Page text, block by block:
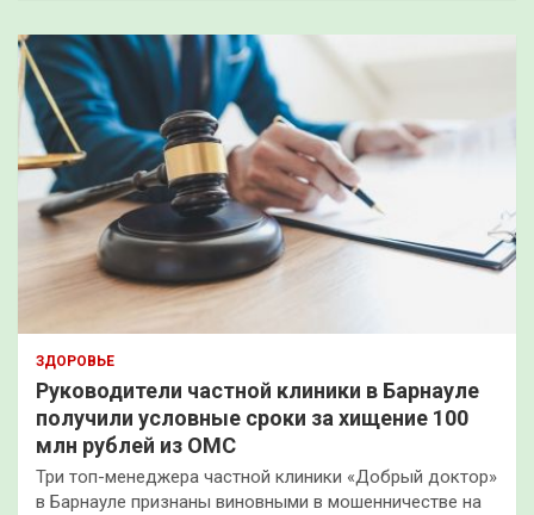
ЗДОРОВЬЕ
Руководители частной клиники в Барнауле
получили условные сроки за хищение 100
млн рублей из ОМС
Три топ-менеджера частной клиники «Добрый доктор»
в Барнауле признаны виновными в мошенничестве на